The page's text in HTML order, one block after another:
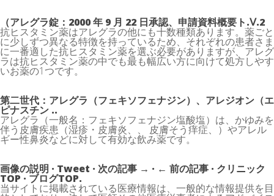
（アレグラ錠：2000 年 9 月 22 日承認、申請資料概要ト.Ⅴ.2
抗ヒスタミン薬はアレグラの他にも十数種類あります。薬ごと
に少しずつ異なる特徴を持っているため、それぞれの患者さま
に一番適した抗ヒスタミン薬を選ぶ必要がありますが、アレグ
ラは抗ヒスタミン薬の中でも最も幅広い方に向けて処方しやす
いお薬の1つです。
第二世代：アレグラ（フェキソフェナジン）、アレジオン（エ
ピナスチン ..
アレグラ（一般名：フェキソフェナジン塩酸塩）は、かゆみを
伴う皮膚疾患（湿疹・皮膚炎、、 皮膚そう痒症、）やアレル
ギー性鼻炎などに対して有効な飲み薬です。
画像の説明 · Tweet · 次の記事 → · ← 前の記事 · クリニック
TOP · ブログTOP.
当サイトに掲載されている医療情報は、一般的な情報提供を目